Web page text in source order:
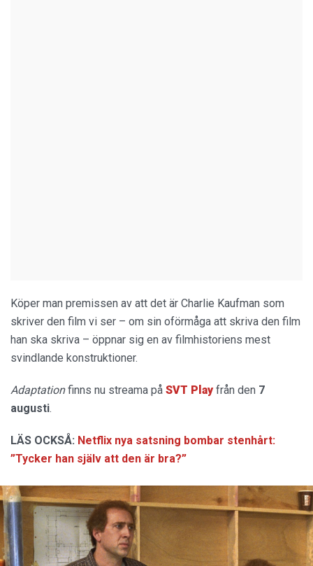
Köper man premissen av att det är Charlie Kaufman som
skriver den film vi ser – om sin oförmåga att skriva den film
han ska skriva – öppnar sig en av filmhistoriens mest
svindlande konstruktioner.
Adaptationfinns nu streama på SVT Playfrån den 7
augusti.
LÄS OCKSÅ: Netflix nya satsning bombar stenhårt:
”Tycker han själv att den är bra?”